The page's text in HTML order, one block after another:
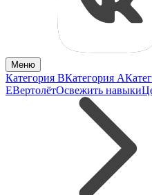
Меню
Категория BКатегория A
EВертолётОсвежить навыки